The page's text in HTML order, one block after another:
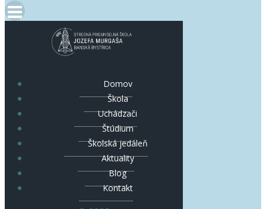
Domov
Škola
Uchádzači
Štúdium
Školská jedáleň
Aktuality
Blog
Kontakt